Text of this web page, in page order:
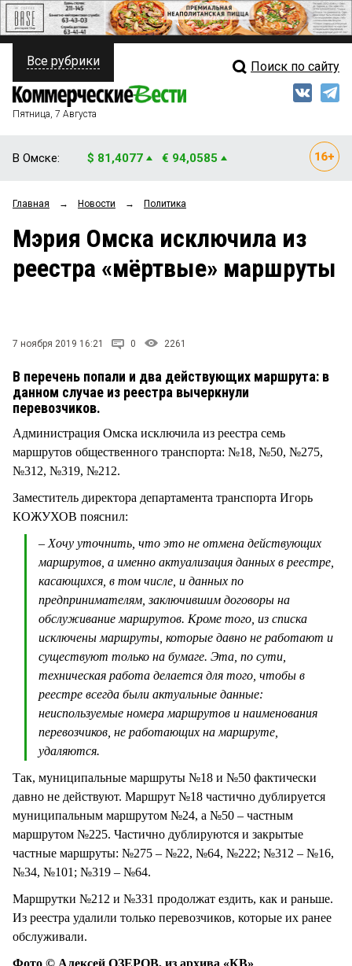
ПОЛИТИКА
ФИНАНСЫ
ОБЩЕСТВО
ЗАКОН
НОВОСТИ КОМПАНИЙ
СТИЛЬ ЖИЗНИ
Свежий выпуск
Рейтинги
Блоги
Все рубрики Поиск по сайту
Пятница, 7 Августа
В Омске: $ 81,4077 € 94,0585
Главная → Новости → Политика
Мэрия Омска исключила из
реестра «мёртвые» маршруты
7 ноября 2019 16:21 0 2261
В перечень попали и два действующих маршрута: в
данном случае из реестра вычеркнули
перевозчиков.
Администрация Омска исключила из реестра семь
маршрутов общественного транспорта: №18, №50, №275,
№312, №319, №212.
Заместитель директора департамента транспорта Игорь
КОЖУХОВ пояснил:
– Хочу уточнить, что это не отмена действующих
маршрутов, а именно актуализация данных в реестре,
касающихся, в том числе, и данных по
предпринимателям, заключившим договоры на
обслуживание маршрутов. Кроме того, из списка
исключены маршруты, которые давно не работают и
существуют только на бумаге. Эта, по сути,
техническая работа делается для того, чтобы в
реестре всегда были актуальные данные:
неиспользуемые номера маршрутов и наименования
перевозчиков, не работающих на маршруте,
удаляются.
Так, муниципальные маршруты №18 и №50 фактически
давно не действуют. Маршрут №18 частично дублируется
муниципальным маршрутом №24, а №50 – частным
маршрутом №225. Частично дублируются и закрытые
частные маршруты: №275 – №22, №64, №222; №312 – №16,
№34, №101; №319 – №64.
Маршрутки №212 и №331 продолжат ездить, как и раньше.
Из реестра удалили только перевозчиков, которые их ранее
обслуживали.